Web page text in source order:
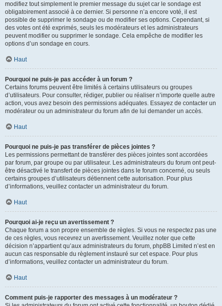
modifiez tout simplement le premier message du sujet car le sondage est
obligatoirement associé à ce dernier. Si personne n’a encore voté, il est
possible de supprimer le sondage ou de modifier ses options. Cependant, si
des votes ont été exprimés, seuls les modérateurs et les administrateurs
peuvent modifier ou supprimer le sondage. Cela empêche de modifier les
options d’un sondage en cours.
Haut
Pourquoi ne puis-je pas accéder à un forum ?
Certains forums peuvent être limités à certains utilisateurs ou groupes
d’utilisateurs. Pour consulter, rédiger, publier ou réaliser n’importe quelle autre
action, vous avez besoin des permissions adéquates. Essayez de contacter un
modérateur ou un administrateur du forum afin de lui demander un accès.
Haut
Pourquoi ne puis-je pas transférer de pièces jointes ?
Les permissions permettant de transférer des pièces jointes sont accordées
par forum, par groupe ou par utilisateur. Les administrateurs du forum ont peut-
être désactivé le transfert de pièces jointes dans le forum concerné, ou seuls
certains groupes d’utilisateurs détiennent cette autorisation. Pour plus
d’informations, veuillez contacter un administrateur du forum.
Haut
Pourquoi ai-je reçu un avertissement ?
Chaque forum a son propre ensemble de règles. Si vous ne respectez pas une
de ces règles, vous recevrez un avertissement. Veuillez noter que cette
décision n’appartient qu’aux administrateurs du forum, phpBB Limited n’est en
aucun cas responsable du règlement instauré sur cet espace. Pour plus
d’informations, veuillez contacter un administrateur du forum.
Haut
Comment puis-je rapporter des messages à un modérateur ?